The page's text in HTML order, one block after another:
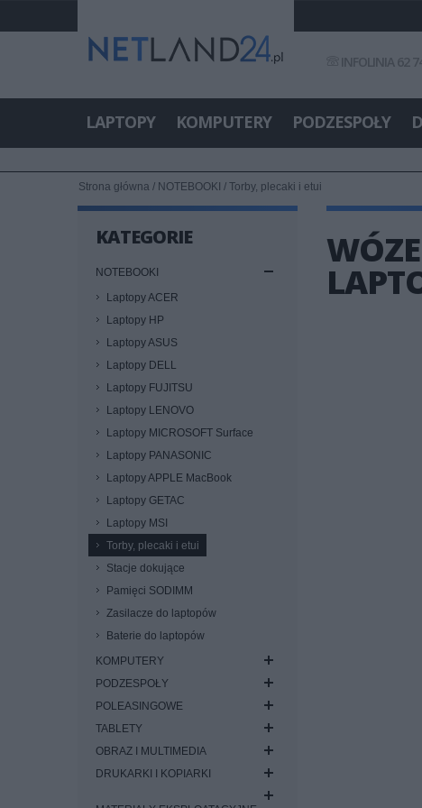
INFOLINIA 62
LAPTOPY KOMPUTERY PODZESPOŁY
Strona główna / NOTEBOOKI / Torby, plecaki i etui
KATEGORIE
NOTEBOOKI
Laptopy ACER
Laptopy HP
Laptopy ASUS
Laptopy DELL
Laptopy FUJITSU
Laptopy LENOVO
Laptopy MICROSOFT Surface
Laptopy PANASONIC
Laptopy APPLE MacBook
Laptopy GETAC
Laptopy MSI
Torby, plecaki i etui
Stacje dokujące
Pamięci SODIMM
Zasilacze do laptopów
Baterie do laptopów
KOMPUTERY
PODZESPOŁY
POLEASINGOWE
TABLETY
OBRAZ I MULTIMEDIA
DRUKARKI I KOPIARKI